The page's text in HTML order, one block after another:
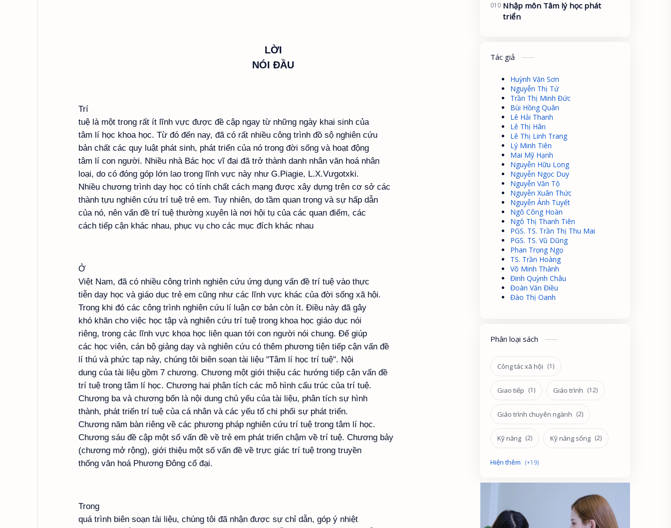
LỜI
NÓI ĐẦU
Trí
tuệ là một trong rất ít lĩnh vực được đề cập ngay từ những ngày khai sinh của
tâm lí học khoa học. Từ đó đến nay, đã có rất nhiều công trình đồ sộ nghiên cứu
bản chất các quy luật phát sinh, phát triển của nó trong đời sống và hoạt động
tâm lí con người. Nhiều nhà Bác học vĩ đại đã trở thành danh nhân văn hoá nhân
loại, do có đóng góp lớn lao trong lĩnh vực này như G.Piagie, L.X.Vưgotxki.
Nhiều chương trình dạy học có tính chất cách mạng được xây dựng trên cơ sở các
thành tựu nghiên cứu trí tuệ trẻ em. Tuy nhiên, do tầm quan trọng và sự hấp dẫn
của nó, nên vấn đề trí tuệ thường xuyên là nơi hội tụ của các quan điểm, các
cách tiếp cận khác nhau, phục vụ cho các mục đích khác nhau
Ở
Việt Nam, đã có nhiều công trình nghiên cứu ứng dụng vấn đề trí tuệ vào thực
tiễn dạy học và giáo dục trẻ em cũng như các lĩnh vực khác của đời sống xã hội.
Trong khi đó các công trình nghiên cứu lí luận cơ bản còn ít. Điều này đã gây
khó khăn cho việc học tập và nghiên cứu trí tuệ trong khoa học giáo dục nói
riêng, trong các lĩnh vực khoa học liên quan tới con người nói chung. Để giúp
các học viên, cán bộ giảng dạy và nghiên cứu có thêm phương tiện tiếp cận vấn đề
lí thú và phức tạp này, chúng tôi biên soạn tài liệu "Tâm lí học trí tuệ". Nội
dung của tài liệu gồm 7 chương. Chương một giới thiệu các hướng tiếp cận vấn đề
trí tuệ trong tâm lí học. Chương hai phân tích các mô hình cấu trúc của trí tuệ.
Chương ba và chương bốn là nội dung chủ yếu của tài liệu, phân tích sự hình
thành, phát triển trí tuệ của cá nhân và các yếu tố chi phối sự phát triển.
Chương năm bàn riêng về các phương pháp nghiên cứu trí tuệ trong tâm lí học.
Chương sáu đề cập một số vấn đề về trẻ em phát triển chậm về trí tuệ. Chương bảy
(chương mở rộng), giới thiệu một số vấn đề về trực giác trí tuệ trong truyền
thống văn hoá Phương Đông cổ đại.
Trong
quá trình biên soạn tài liệu, chúng tôi đã nhận được sự chỉ dẫn, góp ý nhiệt
Nhập môn Tâm lý học phát
triển
Tác giả
Huỳnh Văn Sơn
Nguyễn Thị Tứ
Trần Thị Minh Đức
Bùi Hồng Quân
Lê Hải Thanh
Lê Thị Hân
Lê Thị Linh Trang
Lý Minh Tiên
Mai Mỹ Hạnh
Nguyễn Hữu Long
Nguyễn Ngọc Duy
Nguyễn Văn Tộ
Nguyễn Xuân Thức
Nguyễn Ánh Tuyết
Ngô Công Hoàn
Ngô Thị Thanh Tiên
PGS. TS. Trần Thị Thu Mai
PGS. TS. Vũ Dũng
Phan Trọng Ngọ
TS. Trần Hoàng
Võ Minh Thành
Đinh Quỳnh Châu
Đoàn Văn Điều
Đào Thị Oanh
Phân loại sách
Công tác xã hội
Giao tiếp Giáo trình
Giáo trình chuyên ngành
Kỹ năng Kỹ năng sống
Phát triển
Sách miễn phí